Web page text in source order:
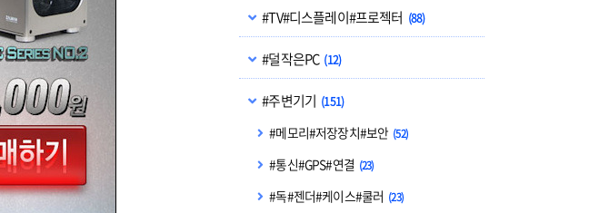
#TV#디스플레이#프로젝터 (88)
#덜작은PC (12)
#주변기기 (151)
#메모리#저장장치#보안 (52)
#통신#GPS#연결 (23)
#독#젠더#케이스#쿨러 (23)